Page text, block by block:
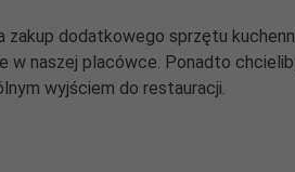
zakup dodatkowego sprzętu
w naszej placówce. Ponadto
wyjściem do restauracji.